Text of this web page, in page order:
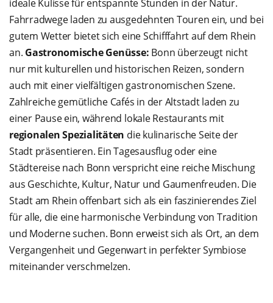
ideale Kulisse für entspannte Stunden in der Natur.
Fahrradwege laden zu ausgedehnten Touren ein, und bei
gutem Wetter bietet sich eine Schifffahrt auf dem Rhein
an. Gastronomische Genüsse: Bonn überzeugt nicht
nur mit kulturellen und historischen Reizen, sondern
auch mit einer vielfältigen gastronomischen Szene.
Zahlreiche gemütliche Cafés in der Altstadt laden zu
einer Pause ein, während lokale Restaurants mit
regionalen Spezialitäten die kulinarische Seite der
Stadt präsentieren. Ein Tagesausflug oder eine
Städtereise nach Bonn verspricht eine reiche Mischung
aus Geschichte, Kultur, Natur und Gaumenfreuden. Die
Stadt am Rhein offenbart sich als ein faszinierendes Ziel
für alle, die eine harmonische Verbindung von Tradition
und Moderne suchen. Bonn erweist sich als Ort, an dem
Vergangenheit und Gegenwart in perfekter Symbiose
miteinander verschmelzen.